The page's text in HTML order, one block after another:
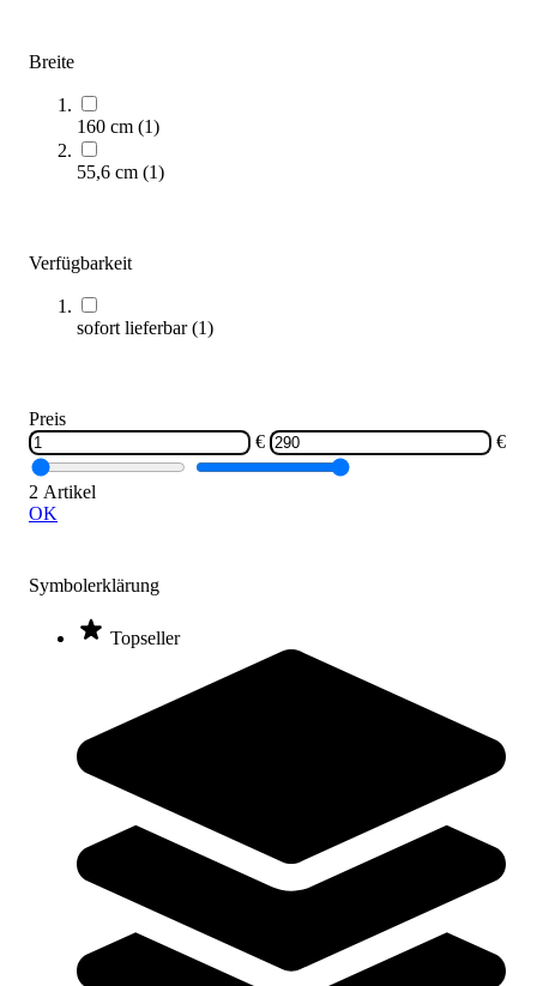
Breite
160 cm (1)
55,6 cm (1)
Verfügbarkeit
sofort lieferbar(1)
Preis
€
€
2 Artikel
OK
Symbolerklärung
Topseller
aluderm® Klappbare Krankentrage, DIN 13024
289,00 €
aluderm® Rettungsdecke, 210 x 160 cm
Zum Produkt
Sofort lieferbar
Kategorien & Filter
Sortieren nach
Sicherheit im Notfall: Krankentragen für
professionelle Anlagenausstattung